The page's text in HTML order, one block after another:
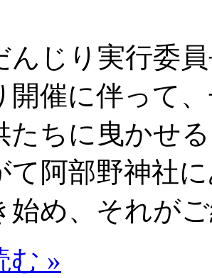
んじり実行
開催に伴って
たちに曳かせ
て阿部野神社
始め、それが
む »